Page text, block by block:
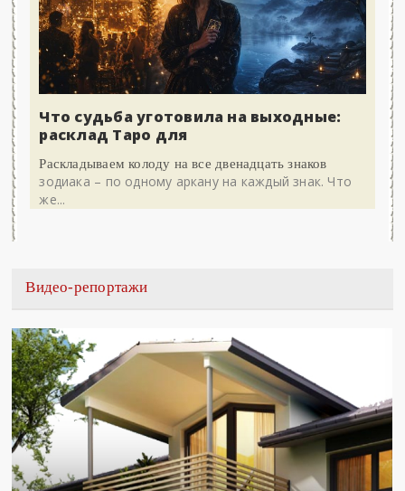
Что судьба уготовила на выходные:
расклад Таро для
Раскладываем колоду на все двенадцать знаков
зодиака – по одному аркану на каждый знак. Что
же...
Видео-репортажи